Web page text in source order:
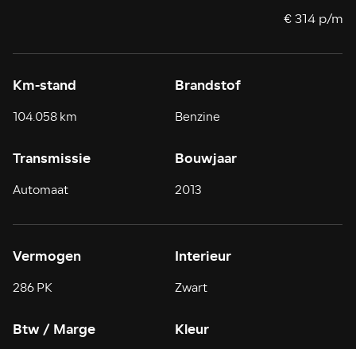
€ 314 p/m
Km-stand
104.058 km
Brandstof
Benzine
Transmissie
Automaat
Bouwjaar
2013
Vermogen
286 PK
Interieur
Zwart
Btw / Marge Kleur